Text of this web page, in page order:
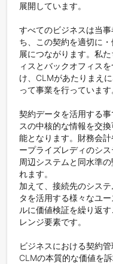
展開しています。
すべてのビジネスは当
ち、この契約を適切に
展につながります。私
ィスとバックオフィス
け、CLMがあたりまえ
って事業を行っています
契約データを活用する
スの中核的な情報を交
能となります。財務会
ープライズレディのシ
周辺システムと同水準
れます。
加えて、接続先のシス
タを活用する様々なユ
ルに価値検証を繰り返
レンジ要素です。
ビジネスにおける契約
CLMの本質的な価値を